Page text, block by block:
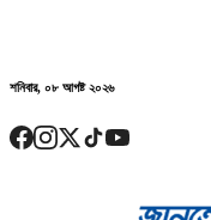
শনিবার, ০৮ আগষ্ট ২০২৬